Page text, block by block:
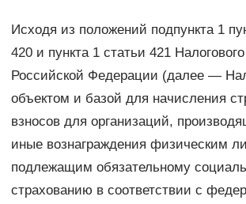
Исходя из положений подпункта 1
420 и пункта 1 статьи 421
Российской Федерации (далее —
объектом и базой для начисления
взносов для организаций,
иные вознаграждения физическим
подлежащим обязательному
страхованию в соответствии с